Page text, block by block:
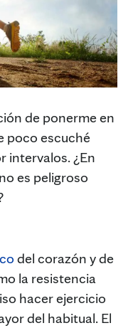
de ponerme en
poco escuché
intervalos. ¿En
es peligroso
del corazón y de
la resistencia
hacer ejercicio
del habitual. El